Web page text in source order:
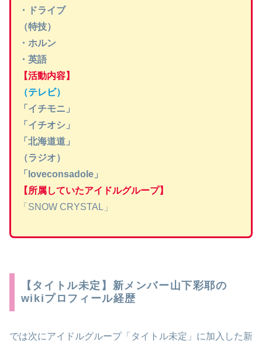
・ドライブ
（特技）
・ホルン
・英語
【活動内容】
（テレビ）
「イチモニ」
「イチオシ」
「北海道道」
（ラジオ）
「loveconsadole」
【所属していたアイドルグループ】
「SNOW CRYSTAL」
【タイトル未定】新メンバー山下彩耶の
wikiプロフィール経歴
では次にアイドルグループ「タイトル未定」に加入した新